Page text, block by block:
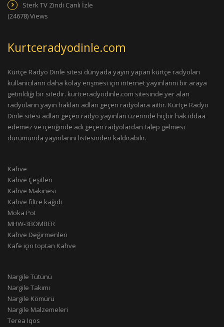
Sterk TV Zindi Canlı İzle
(24678) Views
Kurtceradyodinle.com
Kürtçe Radyo Dinle sitesi dünyada yayın yapan kürtçe radyoları
kullanıcıların daha kolay erişmesi için internet yayınlarını bir araya
getirildiği bir sitedir. kurtceradyodinle.com sitesinde yer alan
radyoların yayın hakları adları geçen radyolara aittir. Kürtçe Radyo
Dinle sitesi adları geçen radyo yayınları üzerinde hiçbir hak iddaa
edemez ve içeriğinde adı geçen radyolardan talep gelmesi
durumunda yayınlarını listesinden kaldırabilir.
Kahve
Kahve Çeşitleri
Kahve Makinesi
Kahve filtre kağıdı
Moka Pot
MHW-3BOMBER
Kahve Değirmenleri
Kafe için toptan Kahve
Nargile Tütünü
Nargile Takımı
Nargile Kömürü
Nargile Malzemeleri
Terea Iqos